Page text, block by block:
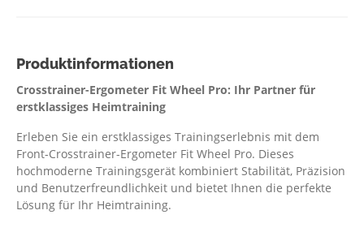
Produktinformationen
Crosstrainer-Ergometer Fit Wheel Pro: Ihr Partner für
erstklassiges Heimtraining
Erleben Sie ein erstklassiges Trainingserlebnis mit dem
Front-Crosstrainer-Ergometer Fit Wheel Pro. Dieses
hochmoderne Trainingsgerät kombiniert Stabilität, Präzision
und Benutzerfreundlichkeit und bietet Ihnen die perfekte
Lösung für Ihr Heimtraining.